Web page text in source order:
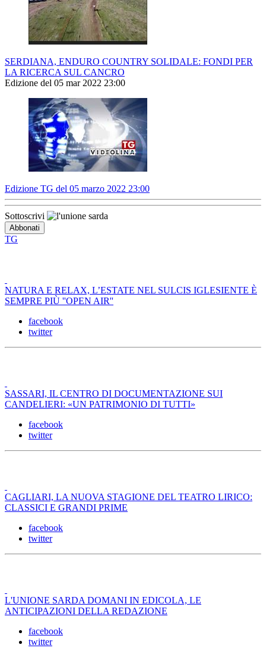
SERDIANA, ENDURO COUNTRY SOLIDALE: FONDI PER
LA RICERCA SUL CANCRO
Edizione del 05 mar 2022 23:00
Edizione TG del 05 marzo 2022 23:00
Sottoscrivi
TG
NATURA E RELAX, L’ESTATE NEL SULCIS IGLESIENTE È
SEMPRE PIÙ ''OPEN AIR''
facebook
twitter
SASSARI, IL CENTRO DI DOCUMENTAZIONE SUI
CANDELIERI: «UN PATRIMONIO DI TUTTI»
facebook
twitter
CAGLIARI, LA NUOVA STAGIONE DEL TEATRO LIRICO:
CLASSICI E GRANDI PRIME
facebook
twitter
L'UNIONE SARDA DOMANI IN EDICOLA, LE
ANTICIPAZIONI DELLA REDAZIONE
facebook
twitter